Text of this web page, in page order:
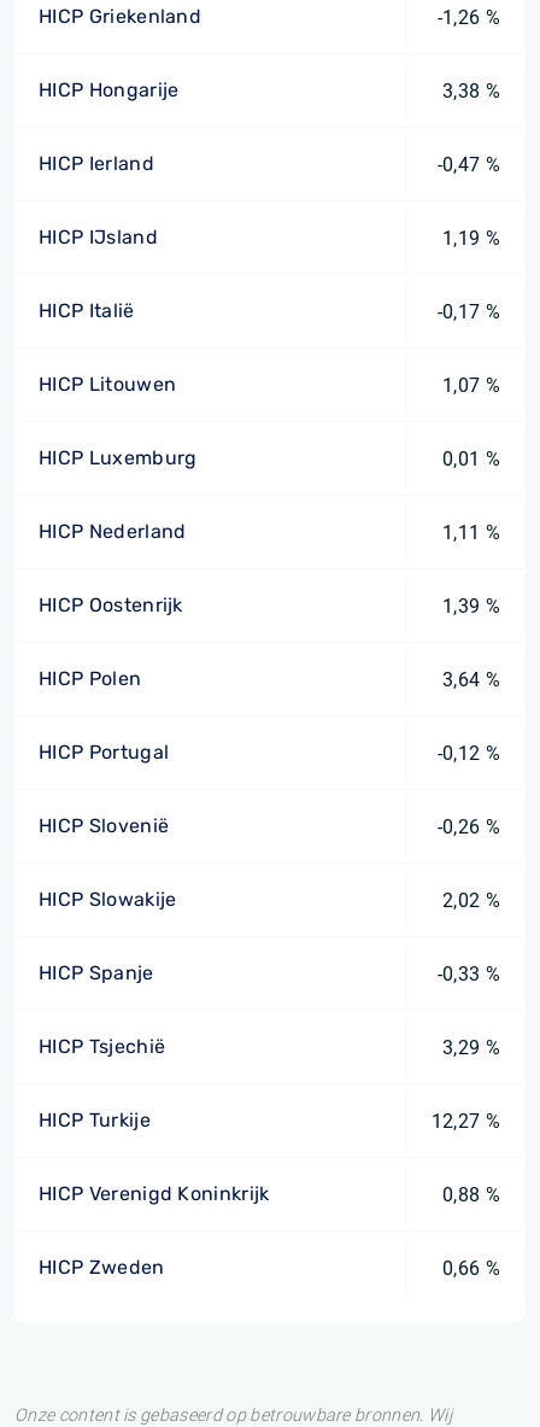
HICP Griekenland -1,26 %
HICP Hongarije 3,38 %
HICP Ierland -0,47 %
HICP IJsland 1,19 %
HICP Italië -0,17 %
HICP Litouwen 1,07 %
HICP Luxemburg 0,01 %
HICP Nederland 1,11 %
HICP Oostenrijk 1,39 %
HICP Polen 3,64 %
HICP Portugal -0,12 %
HICP Slovenië -0,26 %
HICP Slowakije 2,02 %
HICP Spanje -0,33 %
HICP Tsjechië 3,29 %
HICP Turkije 12,27 %
HICP Verenigd Koninkrijk 0,88 %
HICP Zweden 0,66 %
Onze content is gebaseerd op betrouwbare bronnen. Wij